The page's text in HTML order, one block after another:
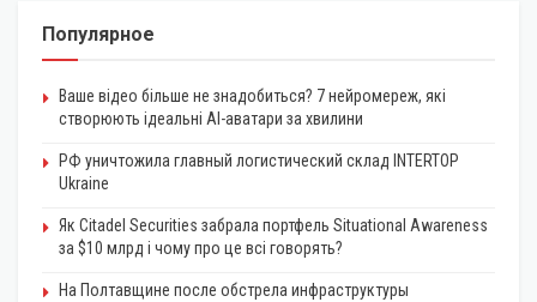
Популярное
Ваше відео більше не знадобиться? 7 нейромереж, які
створюють ідеальні AI-аватари за хвилини
РФ уничтожила главный логистический склад INTERTOP
Ukraine
Як Citadel Securities забрала портфель Situational Awareness
за $10 млрд і чому про це всі говорять?
На Полтавщине после обстрела инфраструктуры